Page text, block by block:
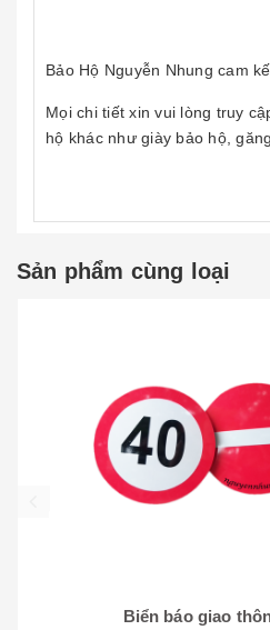
Bảo Hộ Nguyễn Nhung cam
Mọi chi tiết xin vui lòng truy
hộ khác như giày bảo hộ,
Sản phẩm cùng loại
Biển báo giao